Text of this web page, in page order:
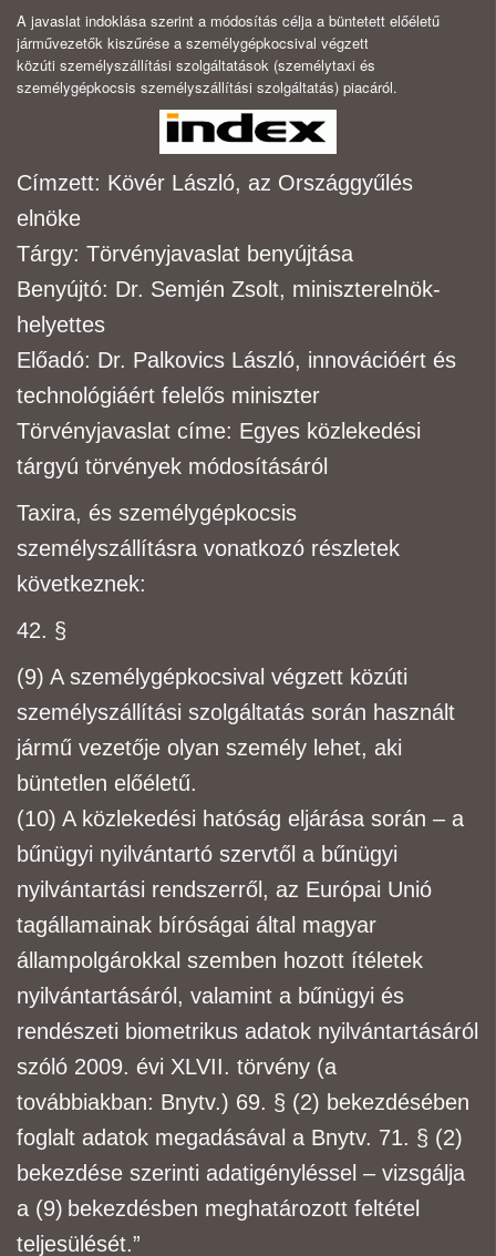
A javaslat indoklása szerint a módosítás célja a büntetett előéletű
járművezetők kiszűrése a személygépkocsival végzett
közúti személyszállítási szolgáltatások (személytaxi és
személygépkocsis személyszállítási szolgáltatás) piacáról.
Címzett: Kövér László, az Országgyűlés
elnöke
Tárgy: Törvényjavaslat benyújtása
Benyújtó: Dr. Semjén Zsolt, miniszterelnök-
helyettes
Előadó: Dr. Palkovics László, innovációért és
technológiáért felelős miniszter
Törvényjavaslat címe: Egyes közlekedési
tárgyú törvények módosításáról
Taxira, és személygépkocsis
személyszállításra vonatkozó részletek
következnek:
42. §
(9) A személygépkocsival végzett közúti
személyszállítási szolgáltatás során használt
jármű vezetője olyan személy lehet, aki
büntetlen előéletű.
(10) A közlekedési hatóság eljárása során – a
bűnügyi nyilvántartó szervtől a bűnügyi
nyilvántartási rendszerről, az Európai Unió
tagállamainak bíróságai által magyar
állampolgárokkal szemben hozott ítéletek
nyilvántartásáról, valamint a bűnügyi és
rendészeti biometrikus adatok nyilvántartásáról
szóló 2009. évi XLVII. törvény (a
továbbiakban: Bnytv.) 69. § (2) bekezdésében
foglalt adatok megadásával a Bnytv. 71. § (2)
bekezdése szerinti adatigényléssel – vizsgálja
a (9) bekezdésben meghatározott feltétel
teljesülését.”